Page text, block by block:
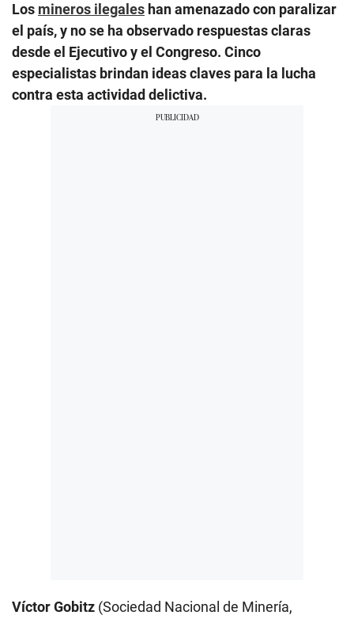
Los mineros ilegales han amenazado con paralizar
el país, y no se ha observado respuestas claras
desde el Ejecutivo y el Congreso. Cinco
especialistas brindan ideas claves para la lucha
contra esta actividad delictiva.
Víctor Gobitz (Sociedad Nacional de Minería,